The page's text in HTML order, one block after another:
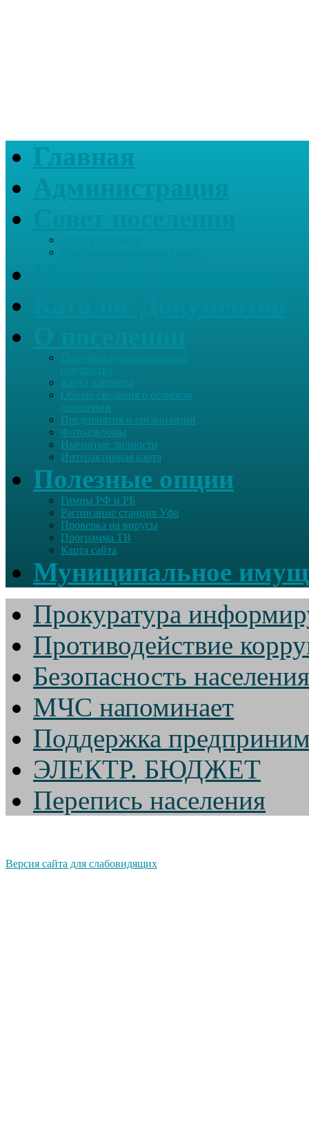
Главная
Перечень муниципального
имущества
Карта партнера
Общие сведения о сельском
поселении
Предприятия и организации
Фотоальбомы
Именитые личности
Интерактивная карта
Полезные опции
Гимны РФ и РБ
Расписание станция Уфа
Проверка на вирусы
Программа ТВ
Карта сайта
Муниципальное
Прокуратура
Противодействие
Безопасность населения
МЧС напоминает
Поддержка
ЭЛЕКТР. БЮДЖЕТ
Перепись населения
Версия сайта для слабовидящих